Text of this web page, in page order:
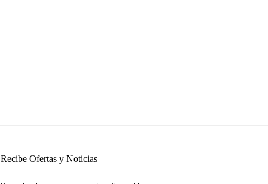
Recibe Ofertas y Noticias